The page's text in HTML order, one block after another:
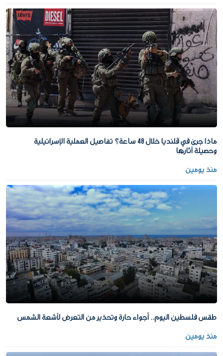
ماذا جرى في قلنديا خلال 48 ساعة؟ تفاصيل العملية الإسرائيلية
وحصيلة آثارها
منذ يومين
طقس فلسطين اليوم.. أجواء حارة وتحذير من التعرض لأشعة الشمس
منذ يومين